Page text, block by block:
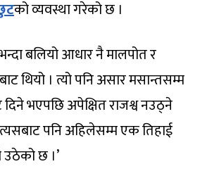
को व्यवस्था गरेको छ ।
बलियो आधार नै मालपोत र
थियो । त्यो पनि असार मसान्तसम्म
भएपछि अपेक्षित राजश्व नउठ्ने
पनि अहिलेसम्म एक तिहाई
उठेको छ ।’